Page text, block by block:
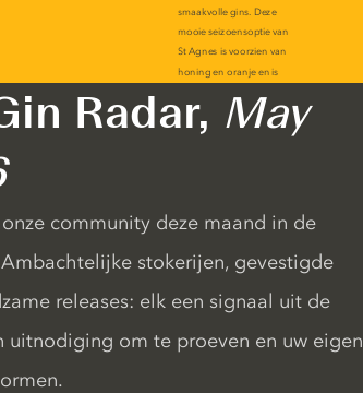
Radar, May
community deze maand in de
stokerijen, gevestigde
releases: elk een signaal uit de
uitnodiging om te proeven en uw eigen